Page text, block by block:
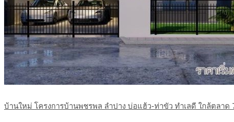
บ้านใหม่ โครงการบ้านพชรพล ลำปาง บ่อแฮ้ว-ท่าขัว ทำเลดี ใกล้ตล